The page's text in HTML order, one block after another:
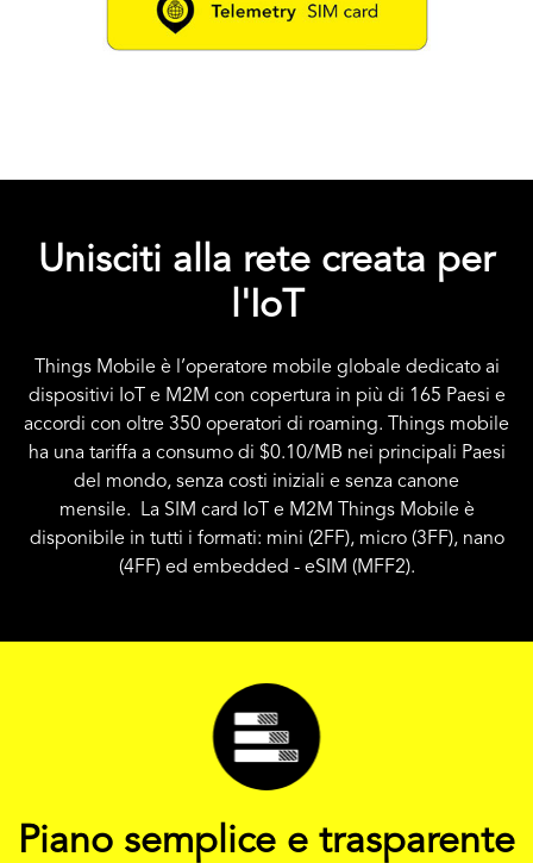
Unisciti alla rete creata per
l'IoT
Things Mobile è l’operatore mobile globale dedicato ai
dispositivi IoT e M2M con copertura in più di 165 Paesi e
accordi con oltre 350 operatori di roaming. Things mobile
ha una tariffa a consumo di $0.10/MB nei principali Paesi
del mondo, senza costi iniziali e senza canone
mensile. La SIM card IoT e M2M Things Mobile è
disponibile in tutti i formati: mini (2FF), micro (3FF), nano
(4FF) ed embedded - eSIM (MFF2).
Piano semplice e trasparente